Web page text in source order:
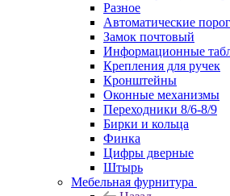
Разное
Автоматические
Замок почтовый
Информационные
Крепления для ручек
Кронштейны
Оконные механизмы
Переходники 8/6-8/9
Бирки и кольца
Финка
Цифры дверные
Штырь
Мебельная фурнитура